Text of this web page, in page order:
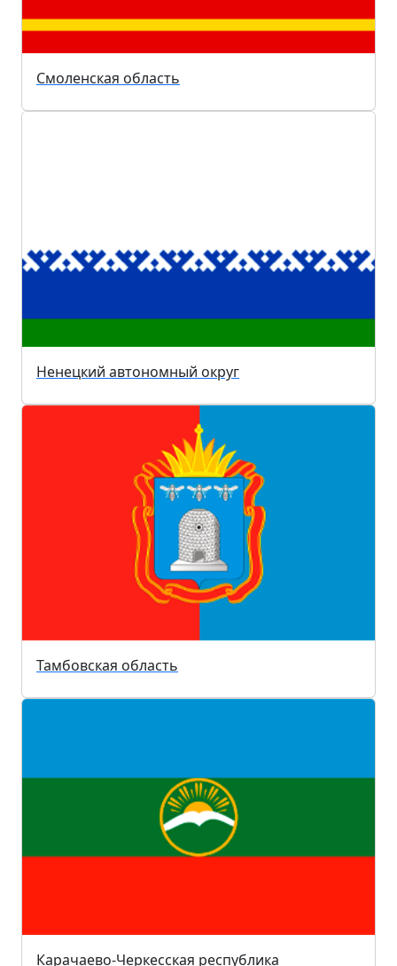
Смоленская область
Ненецкий автономный округ
Тамбовская область
Карачаево-Черкесская республика